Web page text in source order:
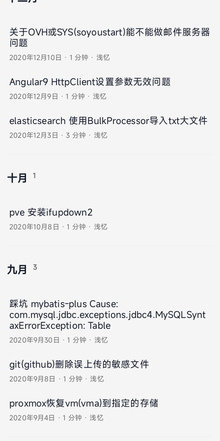
关于OVH或SYS(soyoustart)能不能做邮件服务器
问题
2020年12月10日 · 1 分钟 · 浅忆
Angular9 HttpClient设置参数无效问题
2020年12月9日 ·1 分钟 · 浅忆
elasticsearch 使用BulkProcessor导入txt大文件
2020年12月3日 · 3 分钟 · 浅忆
十月 1
pve 安装ifupdown2
2020年10月8日 ·1 分钟 · 浅忆
九月 3
踩坑 mybatis-plus Cause:
com.mysql.jdbc.exceptions.jdbc4.MySQLSynt
axErrorException: Table
2020年9月30日 ·1 分钟 · 浅忆
git(github)删除误上传的敏感文件
2020年9月8日 ·1 分钟 · 浅忆
proxmox恢复vm(vma)到指定的存储
2020年9月4日 ·1 分钟 · 浅忆